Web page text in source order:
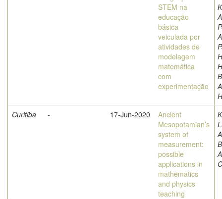
STEM na
educação
básica
veiculada por
atividades de
modelagem
matemática
com
experimentação
Curitiba
- 17-Jun-2020
Ancient
Mesopotamian’s
system of
measurement:
possible
applications in
mathematics
and physics
teaching